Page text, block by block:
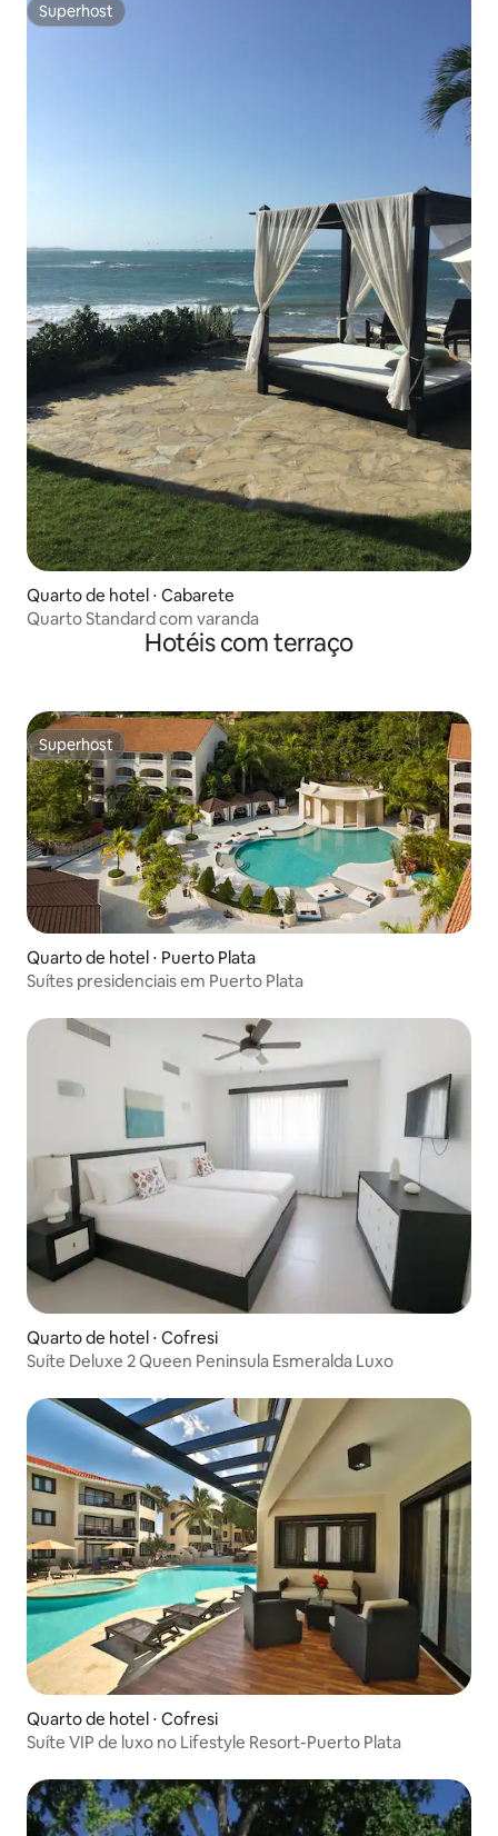
Superhost
Superhost
Quarto de hotel ⋅ Cabarete
Quarto Standard com varanda
Hotéis com terraço
Superhost
Superhost
Quarto de hotel ⋅ Puerto Plata
Suítes presidenciais em Puerto Plata
Quarto de hotel ⋅ Cofresi
Suíte Deluxe 2 Queen Peninsula Esmeralda Luxo
Quarto de hotel ⋅ Cofresi
Suíte VIP de luxo no Lifestyle Resort-Puerto Plata